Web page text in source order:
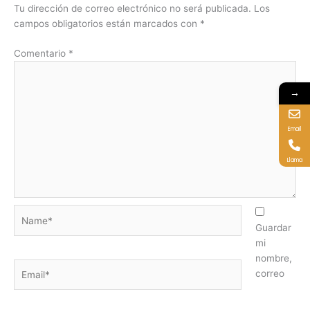
Tu dirección de correo electrónico no será publicada. Los
campos obligatorios están marcados con *
Comentario *
Guardar
mi
nombre,
correo
→
Email
Llama